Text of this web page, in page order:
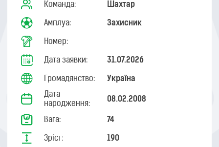
Команда: Шахтар
Амплуа: Захисник
Номер:
Дата заявки: 31.07.2026
Громадянство: Україна
Дата
народження:
08.02.2008
Вага: 74
Зріст: 190